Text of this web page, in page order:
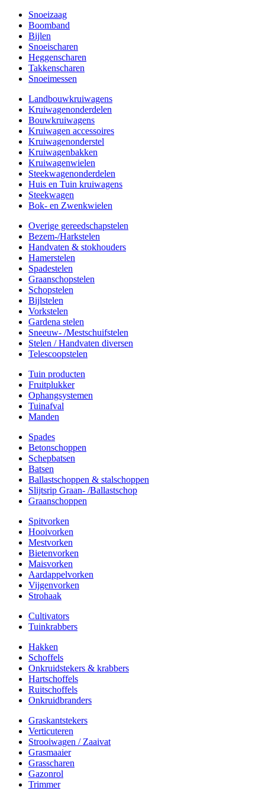
Snoeizaag
Boomband
Bijlen
Snoeischaren
Heggenscharen
Takkenscharen
Snoeimessen
Landbouwkruiwagens
Kruiwagenonderdelen
Bouwkruiwagens
Kruiwagen accessoires
Kruiwagenonderstel
Kruiwagenbakken
Kruiwagenwielen
Steekwagenonderdelen
Huis en Tuin kruiwagens
Steekwagen
Bok- en Zwenkwielen
Overige gereedschapstelen
Bezem-/Harkstelen
Handvaten & stokhouders
Hamerstelen
Spadestelen
Graanschopstelen
Schopstelen
Bijlstelen
Vorkstelen
Gardena stelen
Sneeuw- /Mestschuifstelen
Stelen / Handvaten diversen
Telescoopstelen
Tuin producten
Fruitplukker
Ophangsystemen
Tuinafval
Manden
Spades
Betonschoppen
Schepbatsen
Batsen
Ballastschoppen & stalschoppen
Slijtsrip Graan- /Ballastschop
Graanschoppen
Spitvorken
Hooivorken
Mestvorken
Bietenvorken
Maisvorken
Aardappelvorken
Vijgenvorken
Strohaak
Cultivators
Tuinkrabbers
Hakken
Schoffels
Onkruidstekers & krabbers
Hartschoffels
Ruitschoffels
Onkruidbranders
Graskantstekers
Verticuteren
Strooiwagen / Zaaivat
Grasmaaier
Grasscharen
Gazonrol
Trimmer